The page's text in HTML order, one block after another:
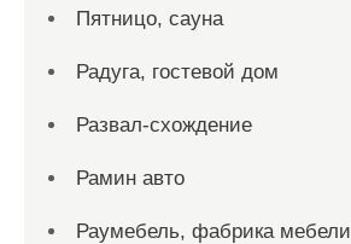
Пятницо, сауна
Радуга, гостевой дом
Развал-схождение
Рамин авто
Раумебель, фабрика мебели